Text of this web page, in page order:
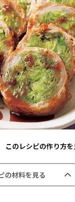
このレシピの作り方を
の材料を見る